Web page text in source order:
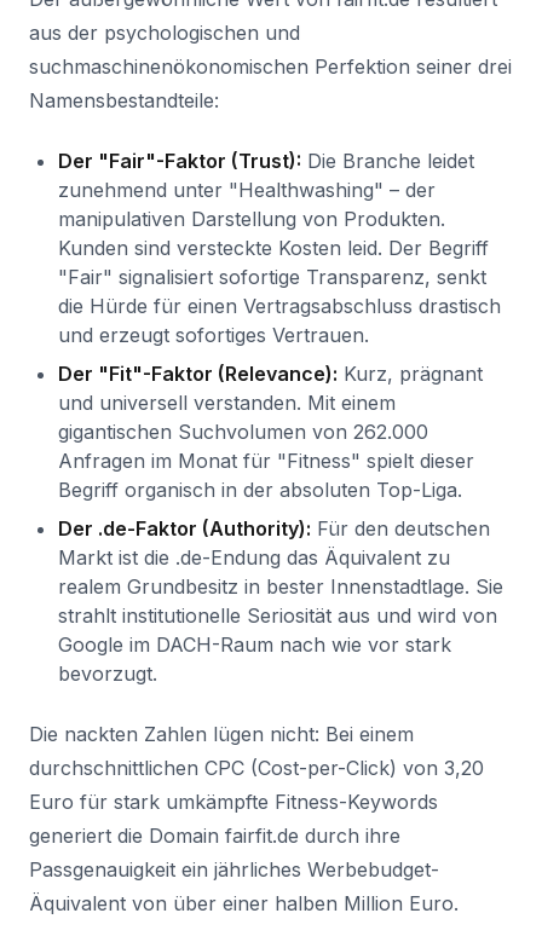
aus der psychologischen und
suchmaschinenökonomischen Perfektion seiner drei
Namensbestandteile:
Der "Fair"-Faktor (Trust): Die Branche leidet
zunehmend unter "Healthwashing" – der
manipulativen Darstellung von Produkten.
Kunden sind versteckte Kosten leid. Der Begriff
"Fair" signalisiert sofortige Transparenz, senkt
die Hürde für einen Vertragsabschluss drastisch
und erzeugt sofortiges Vertrauen.
Der "Fit"-Faktor (Relevance): Kurz, prägnant
und universell verstanden. Mit einem
gigantischen Suchvolumen von 262.000
Anfragen im Monat für "Fitness" spielt dieser
Begriff organisch in der absoluten Top-Liga.
Der .de-Faktor (Authority): Für den deutschen
Markt ist die .de-Endung das Äquivalent zu
realem Grundbesitz in bester Innenstadtlage. Sie
strahlt institutionelle Seriosität aus und wird von
Google im DACH-Raum nach wie vor stark
bevorzugt.
Die nackten Zahlen lügen nicht: Bei einem
durchschnittlichen CPC (Cost-per-Click) von 3,20
Euro für stark umkämpfte Fitness-Keywords
generiert die Domain fairfit.de durch ihre
Passgenauigkeit ein jährliches Werbebudget-
Äquivalent von über einer halben Million Euro.